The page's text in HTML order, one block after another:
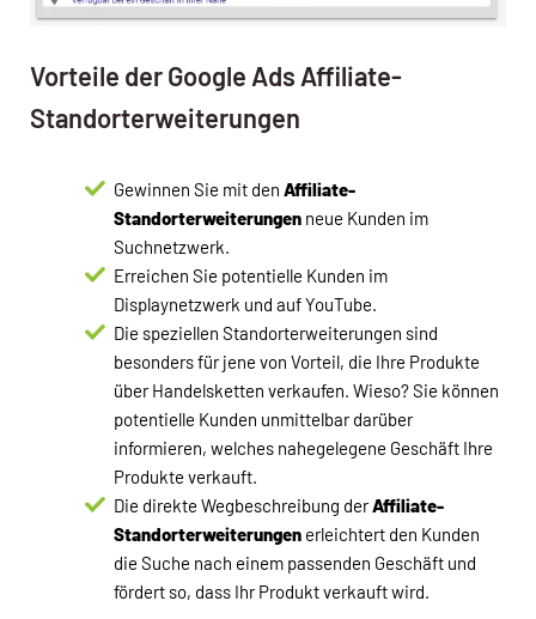
Vorteile der Google Ads Affiliate-
Standorterweiterungen
Gewinnen Sie mit den Affiliate-
Standorterweiterungen neue Kunden im
Suchnetzwerk.
Erreichen Sie potentielle Kunden im
Displaynetzwerk und auf YouTube.
Die speziellen Standorterweiterungen sind
besonders für jene von Vorteil, die Ihre Produkte
über Handelsketten verkaufen. Wieso? Sie können
potentielle Kunden unmittelbar darüber
informieren, welches nahegelegene Geschäft Ihre
Produkte verkauft.
Die direkte Wegbeschreibung derAffiliate-
Standorterweiterungen erleichtert den Kunden
die Suche nach einem passenden Geschäft und
fördert so, dass Ihr Produkt verkauft wird.